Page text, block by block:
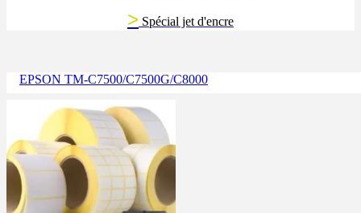
> Spécial jet d'encre
EPSON TM-C7500/C7500G/C8000